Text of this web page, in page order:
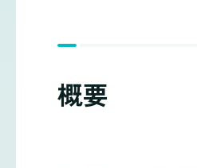
概要